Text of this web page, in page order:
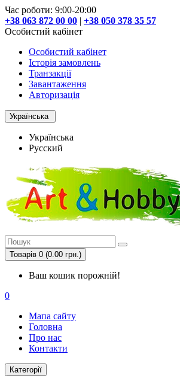
Час роботи: 9:00-20:00
+38 063 872 00 00 | +38 050 378 35 57
Особистий кабінет
Особистий кабінет
Історія замовлень
Транзакції
Завантаження
Авторизація
Українська
Українська
Русский
Товарів 0 (0.00 грн.)
Ваш кошик порожній!
0
Мапа сайту
Головна
Про нас
Контакти
Категорії